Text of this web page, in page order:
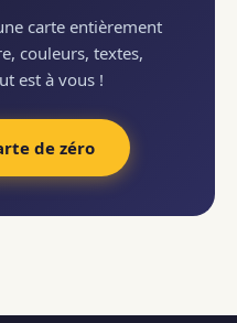
carte entièrement
couleurs, textes,
est à vous !
de zéro